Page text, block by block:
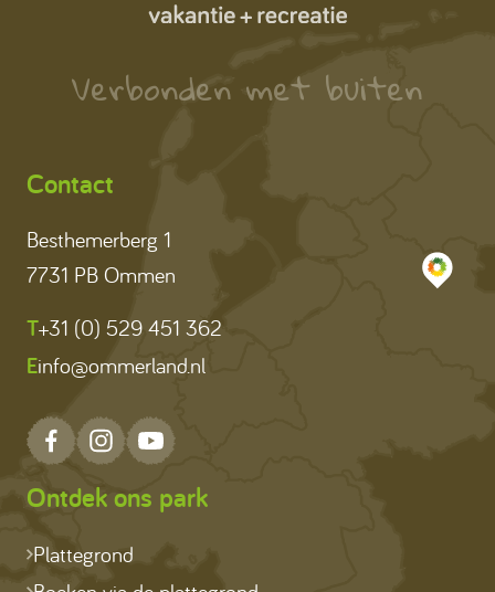
Verbonden met buiten
Contact
Besthemerberg 1
7731 PB Ommen
T+31 (0) 529 451 362
Einfo@ommerland.nl
Ontdek ons park
Plattegrond